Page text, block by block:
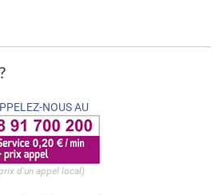
NOUS AU
d'un appel local)